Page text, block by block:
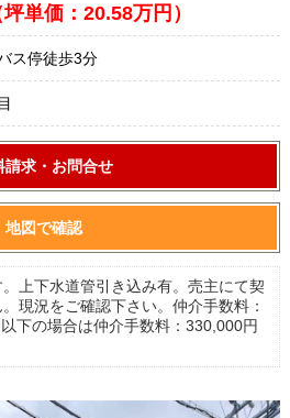
単価：20.58万円）
ス停徒歩3分
請求・お問合せ
地図で確認
上下水道管引き込み有。売主にて契
現況をご確認下さい。仲介手数料：
下の場合は仲介手数料：330,000円